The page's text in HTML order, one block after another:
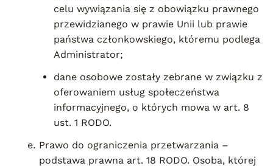
celu wywiązania się z obowiązku prawnego
przewidzianego w prawie Unii lub prawie
państwa członkowskiego, któremu podlega
Administrator;
dane osobowe zostały zebrane w związku z
oferowaniem usług społeczeństwa
informacyjnego, o których mowa w art. 8
ust. 1 RODO.
Prawo do ograniczenia przetwarzania –
podstawa prawna art. 18 RODO. Osoba, której